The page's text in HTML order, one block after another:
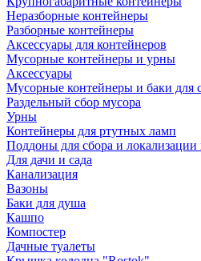
Неразборные контейнеры
Разборные контейнеры
Аксессуары для контейнеров
Мусорные контейнеры и урны
Аксессуары
Мусорные контейнеры и баки для
Раздельный сбор мусора
Урны
Контейнеры для ртутных ламп
Поддоны для сбора и
Для дачи и сада
Канализация
Вазоны
Баки для душа
Кашпо
Компостер
Дачные туалеты